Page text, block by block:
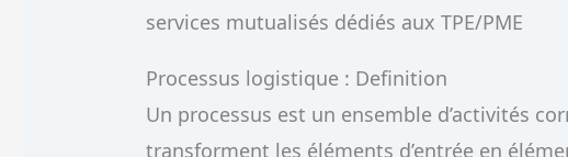
services mutualisés dédiés aux TPE/PME
Processus logistique : Definition
Un processus est un ensemble d’activités
transforment les éléments d’entrée en